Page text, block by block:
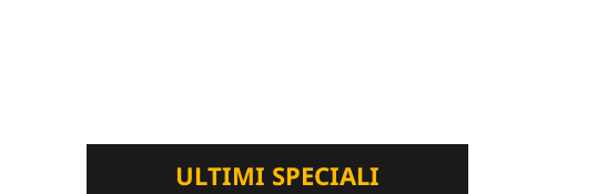
ULTIMI SPECIALI